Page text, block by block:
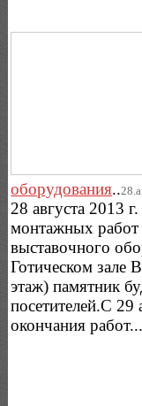
оборудования..
28 августа 2013
монтажных работ
выставочного
Готическом зале
этаж) памятник
посетителей.С 29
окончания